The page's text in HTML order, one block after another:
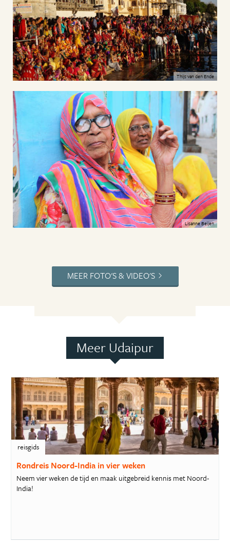
Thijs van den Ende
Lisanne Beijen
MEER FOTO'S & VIDEO'S
Meer Udaipur
reisgids
Rondreis Noord-India in vier weken
Neem vier weken de tijd en maak uitgebreid kennis met Noord-
India!